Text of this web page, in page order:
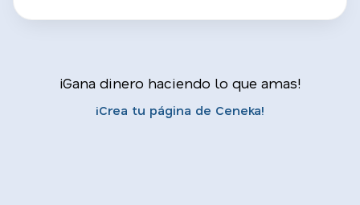
¡Gana dinero haciendo lo que amas!
¡Crea tu página de Ceneka!